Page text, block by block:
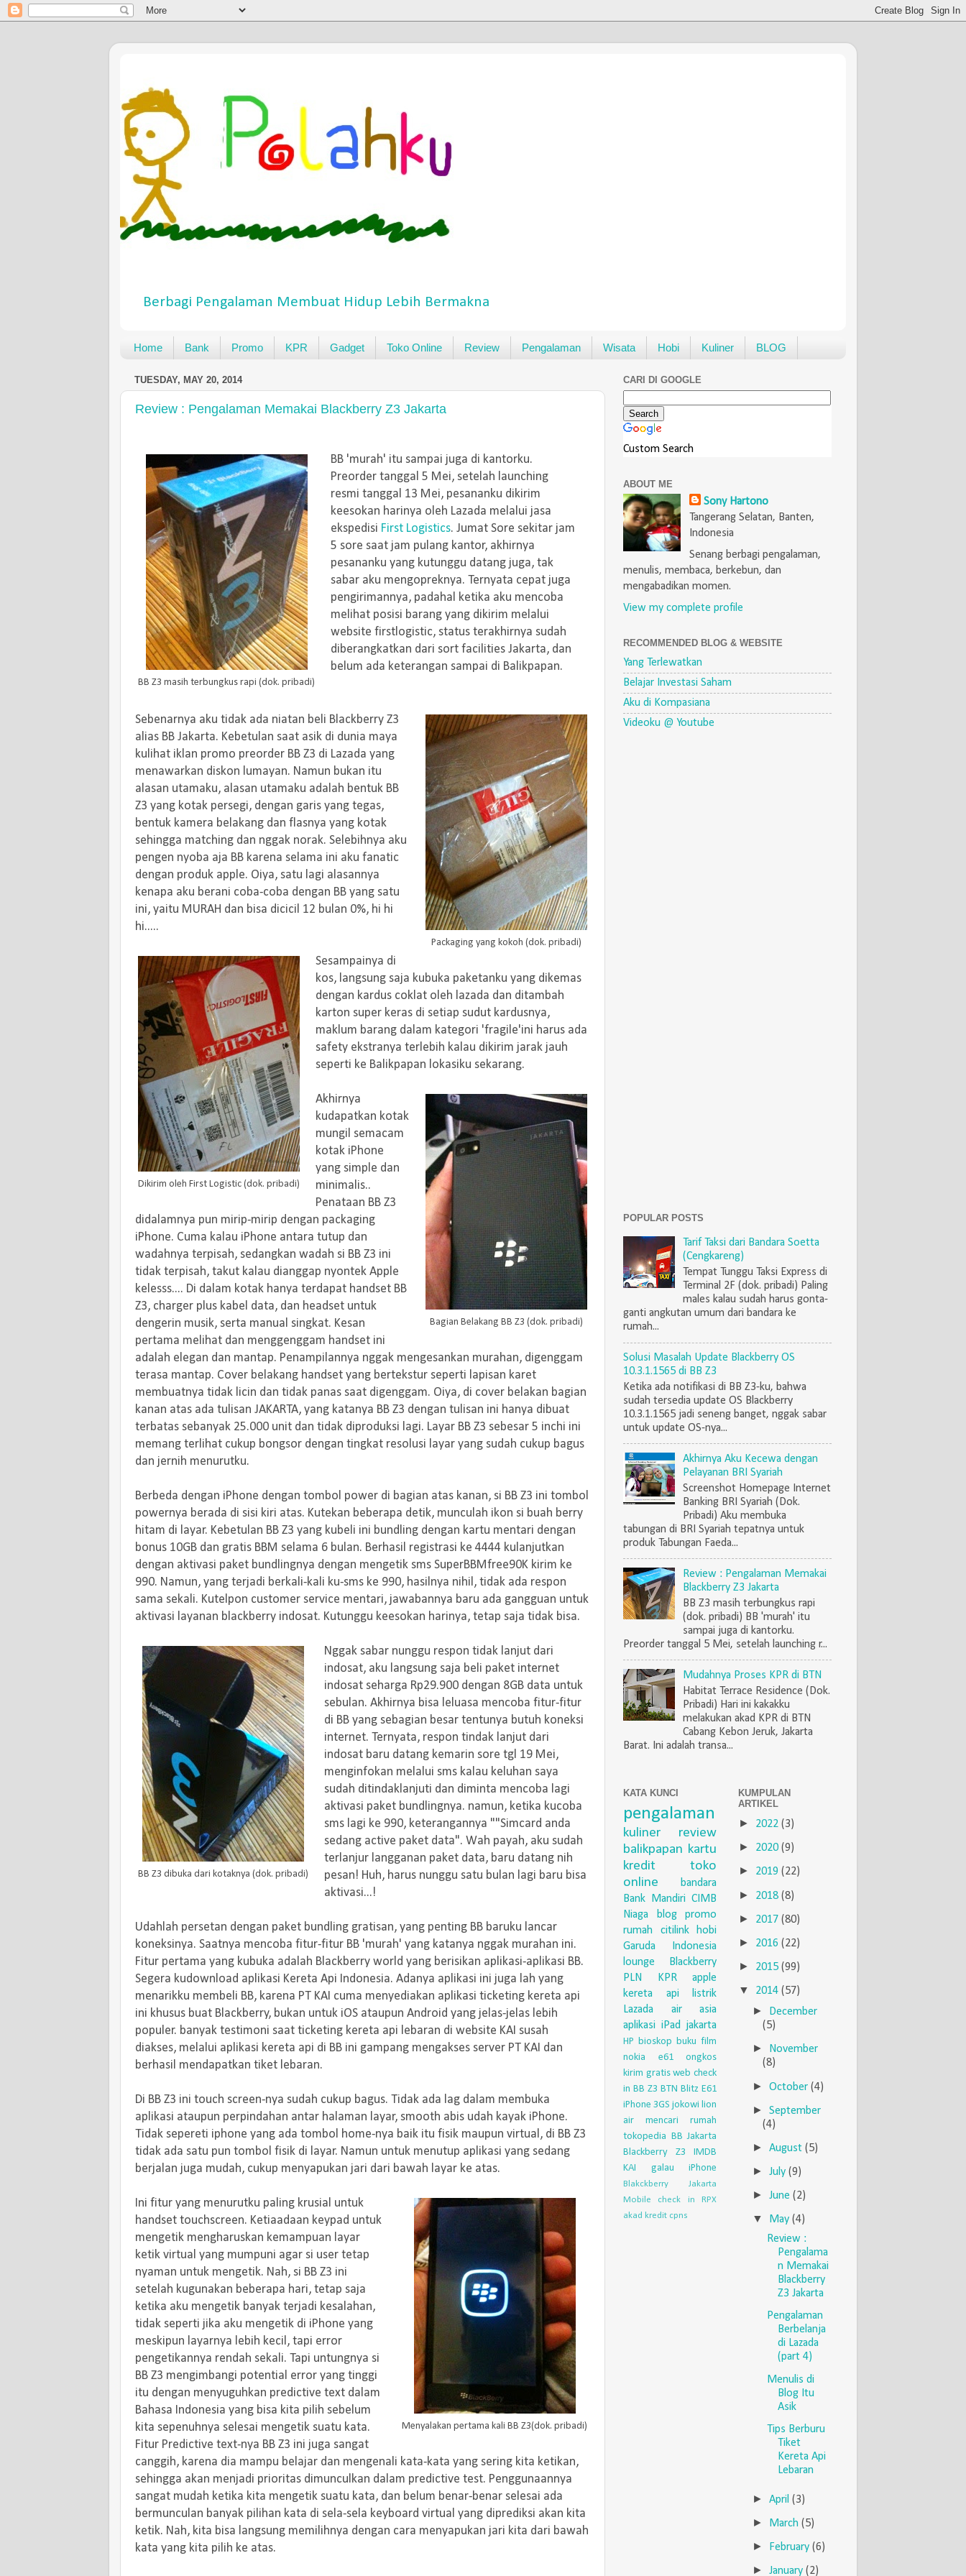
Berbagi Pengalaman Membuat Hidup Lebih Bermakna
Home Bank Promo KPR Gadget Toko Online Review Pengalaman Wisata Hobi Kuliner BLOG
TUESDAY, MAY 20, 2014
Review : Pengalaman Memakai Blackberry Z3 Jakarta
BB Z3 masih terbungkus rapi (dok. pribadi)
BB 'murah' itu sampai juga di kantorku.
Preorder tanggal 5 Mei, setelah launching
resmi tanggal 13 Mei, pesananku dikirim
keesokan harinya oleh Lazada melalui jasa
ekspedisi First Logistics. Jumat Sore sekitar jam
5 sore saat jam pulang kantor, akhirnya
pesananku yang kutunggu datang juga, tak
sabar aku mengopreknya. Ternyata cepat juga
pengirimannya, padahal ketika aku mencoba
melihat posisi barang yang dikirim melalui
website firstlogistic, status terakhirnya sudah
diberangkatkan dari sort facilities Jakarta, dan
belum ada keterangan sampai di Balikpapan.
Packaging yang kokoh (dok. pribadi)
Sebenarnya aku tidak ada niatan beli Blackberry Z3
alias BB Jakarta. Kebetulan saat asik di dunia maya
kulihat iklan promo preorder BB Z3 di Lazada yang
menawarkan diskon lumayan. Namun bukan itu
alasan utamaku, alasan utamaku adalah bentuk BB
Z3 yang kotak persegi, dengan garis yang tegas,
bentuk kamera belakang dan flasnya yang kotak
sehingga matching dan nggak norak. Selebihnya aku
pengen nyoba aja BB karena selama ini aku fanatic
dengan produk apple. Oiya, satu lagi alasannya
kenapa aku berani coba-coba dengan BB yang satu
ini, yaitu MURAH dan bisa dicicil 12 bulan 0%, hi hi
hi.....
Dikirim oleh First Logistic (dok. pribadi)
Sesampainya di
kos, langsung saja kubuka paketanku yang dikemas
dengan kardus coklat oleh lazada dan ditambah
karton super keras di setiap sudut kardusnya,
maklum barang dalam kategori 'fragile'ini harus ada
safety ekstranya terlebih kalau dikirim jarak jauh
seperti ke Balikpapan lokasiku sekarang.
Bagian Belakang BB Z3 (dok. pribadi)
Akhirnya
kudapatkan kotak
mungil semacam
kotak iPhone
yang simple dan
minimalis..
Penataan BB Z3
didalamnya pun mirip-mirip dengan packaging
iPhone. Cuma kalau iPhone antara tutup dan
wadahnya terpisah, sedangkan wadah si BB Z3 ini
tidak terpisah, takut kalau dianggap nyontek Apple
kelesss.... Di dalam kotak hanya terdapat handset BB
Z3, charger plus kabel data, dan headset untuk
dengerin musik, serta manual singkat. Kesan
pertama melihat dan menggenggam handset ini
adalah elegan dan mantap. Penampilannya nggak mengesankan murahan, digenggam
terasa mantap. Cover belakang handset yang bertekstur seperti lapisan karet
membuatnya tidak licin dan tidak panas saat digenggam. Oiya, di cover belakan bagian
kanan atas ada tulisan JAKARTA, yang katanya BB Z3 dengan tulisan ini hanya dibuat
terbatas sebanyak 25.000 unit dan tidak diproduksi lagi. Layar BB Z3 sebesar 5 inchi ini
memang terlihat cukup bongsor dengan tingkat resolusi layar yang sudah cukup bagus
dan jernih menurutku.
Berbeda dengan iPhone dengan tombol power di bagian atas kanan, si BB Z3 ini tombol
powernya berada di sisi kiri atas. Kutekan beberapa detik, munculah ikon si buah berry
hitam di layar. Kebetulan BB Z3 yang kubeli ini bundling dengan kartu mentari dengan
bonus 10GB dan gratis BBM selama 6 bulan. Berhasil registrasi ke 4444 kulanjutkan
dengan aktivasi paket bundlingnya dengan mengetik sms SuperBBMfree90K kirim ke
990. Namun, yang terjadi berkali-kali ku-sms ke 990, hasilnya nihil, tidak ada respon
sama sekali. Kutelpon customer service mentari, jawabannya baru ada gangguan untuk
aktivasi layanan blackberry indosat. Kutunggu keesokan harinya, tetap saja tidak bisa.
BB Z3 dibuka dari kotaknya (dok. pribadi)
Nggak sabar nunggu respon tidak lanjut dari
indosat, aku langsung saja beli paket internet
indosat seharga Rp29.900 dengan 8GB data untuk
sebulan. Akhirnya bisa leluasa mencoba fitur-fitur
di BB yang sebagian besar tentunya butuh koneksi
internet. Ternyata, respon tindak lanjut dari
indosat baru datang kemarin sore tgl 19 Mei,
menginfokan melalui sms kalau keluhan saya
sudah ditindaklanjuti dan diminta mencoba lagi
aktivasi paket bundlingnya. namun, ketika kucoba
sms lagi ke 990, keterangannya ""Simcard anda
sedang active paket data". Wah payah, aku sudah
terlanjur langganan paket data, baru datang nih
pesan! Huh, harus nunggu satu bulan lagi baru bisa
aktivasi...!
Udahlah persetan dengan paket bundling gratisan, yang penting BB baruku lancar
koneksinya. Saatnya mencoba fitur-fitur BB 'murah' yang katanya nggak murahan ini.
Fitur pertama yang kubuka adalah Blackberry world yang berisikan aplikasi-aplikasi BB.
Segera kudownload aplikasi Kereta Api Indonesia. Adanya aplikasi ini juga lah yang
menarikku membeli BB, karena PT KAI cuma menyediakan aplikasi ticketing kereta api
ini khusus buat Blackberry, bukan untuk iOS ataupun Android yang jelas-jelas lebih
populer. banyak testimoni saat ticketing kereta api lebaran di website KAI susah
diakses, melalui aplikasi kereta api di BB ini gampang mengakses server PT KAI dan
berhasil mendapatkan tiket lebaran.
Di BB Z3 ini touch screen-nya sudah cukup bagus. Tidak ada lag dalam membuka
aplikasi ataupun perpindahan antar halaman layar, smooth abis udah kayak iPhone.
Tidak sepereti iphone yang ada tombol home-nya baik itu fisik maupun virtual, di BB Z3
tidak ada satu pun tombol fisik di layar. Namun untuk menutup aplikasi yang sedang
berjalan juga mudah, cukup menyapukan jari dari bawah layar ke atas.
Menyalakan pertama kali BB Z3(dok. pribadi)
Ini fitur yang menurutku paling krusial untuk
handset touchscreen. Ketiaadaan keypad untuk
mengetik mengharuskan kemampuan layar
ketik virtual yang mumpuni agar si user tetap
nyaman untuk mengetik. Nah, si BB Z3 ini
setelah kugunakan beberapa hari, tetap saja
ketika aku mengetik banyak terjadi kesalahan,
tidak seperti jika aku mengetik di iPhone yang
meskipun layarnya lebih kecil, tapi error
pengetikannya rendah sekali. Tapi untungnya si
BB Z3 mengimbangi potential error yang tinggi
itu dengan menyuguhkan predictive text dalam
Bahasa Indonesia yang bisa kita pilih sebelum
kita sepenuhnya selesai mengetik suatu kata.
Fitur Predictive text-nya BB Z3 ini juga sangat
canggih, karena dia mampu belajar dan mengenali kata-kata yang sering kita ketikan,
sehingga akan menjadi prioritas dimunculkan dalam predictive test. Penggunaannya
sangat mudah ketika kita mengetik suatu kata, dan belum benar-benar selesai ada
bermunculan banyak pilihan kata di sela-sela keyboard virtual yang diprediksi akan kita
ketik. Nah, kita bisa langsung memilihnya dengan cara menyapukan jari kita dari bawah
kata yang kita pilih ke atas.
CARI DI GOOGLE
Custom Search
ABOUT ME
Sony Hartono
Tangerang Selatan, Banten,
Indonesia
Senang berbagi pengalaman,
menulis, membaca, berkebun, dan
mengabadikan momen.
View my complete profile
RECOMMENDED BLOG & WEBSITE
Yang Terlewatkan
Belajar Investasi Saham
Aku di Kompasiana
Videoku @ Youtube
POPULAR POSTS
Tarif Taksi dari Bandara Soetta
(Cengkareng)
Tempat Tunggu Taksi Express di
Terminal 2F (dok. pribadi) Paling
males kalau sudah harus gonta-
ganti angkutan umum dari bandara ke
rumah...
Solusi Masalah Update Blackberry OS
10.3.1.1565 di BB Z3
Ketika ada notifikasi di BB Z3-ku, bahwa
sudah tersedia update OS Blackberry
10.3.1.1565 jadi seneng banget, nggak sabar
untuk update OS-nya...
Akhirnya Aku Kecewa dengan
Pelayanan BRI Syariah
Screenshot Homepage Internet
Banking BRI Syariah (Dok.
Pribadi) Aku membuka
tabungan di BRI Syariah tepatnya untuk
produk Tabungan Faeda...
Review : Pengalaman Memakai
Blackberry Z3 Jakarta
BB Z3 masih terbungkus rapi
(dok. pribadi) BB 'murah' itu
sampai juga di kantorku.
Preorder tanggal 5 Mei, setelah launching r...
Mudahnya Proses KPR di BTN
Habitat Terrace Residence (Dok.
Pribadi) Hari ini kakakku
melakukan akad KPR di BTN
Cabang Kebon Jeruk, Jakarta
Barat. Ini adalah transa...
KATA KUNCI
pengalaman
kuliner
review
balikpapan kartu
kredit
toko
online
bandara
Bank Mandiri CIMB
Niaga
blog
promo
rumah
citilink
hobi
Garuda Indonesia
lounge
Blackberry
PLN
KPR
apple
kereta api
listrik
Lazada
air asia
aplikasi iPad jakarta
HP bioskop buku film
nokia e61
ongkos
kirim gratis web check
in BB Z3 BTN Blitz E61
iPhone 3GS jokowi lion
air
mencari rumah
tokopedia BB Jakarta
Blackberry Z3
IMDB
KAI
galau iPhone
Blakckberry Jakarta
Mobile check in
RPX
akad kredit cpns
KUMPULAN
ARTIKEL
► 2022 (3)
► 2020 (9)
► 2019 (22)
► 2018 (8)
► 2017 (80)
► 2016 (22)
► 2015 (99)
▼ 2014 (57)
► December
(5)
► November
(8)
►October(4)
►September
(4)
►August(5)
►July(9)
►June(2)
▼ May(4)
Review :
Pengalama
n Memakai
Blackberry
Z3 Jakarta
Pengalaman
Berbelanja
di Lazada
(part 4)
Menulis di
Blog Itu
Asik
Tips Berburu
Tiket
Kereta Api
Lebaran
►April(3)
► March(5)
► February(6)
►January(2)